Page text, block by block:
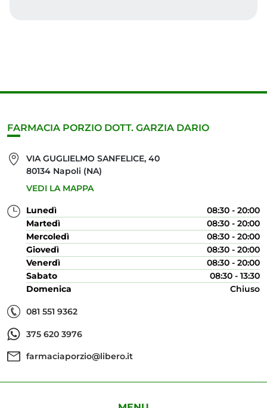
FARMACIA PORZIO DOTT. GARZIA DARIO
VIA GUGLIELMO SANFELICE, 40
80134 Napoli (NA)
VEDI LA MAPPA
Lunedì
08:30 - 20:00
Martedì
08:30 - 20:00
Mercoledì
08:30 - 20:00
Giovedì
08:30 - 20:00
Venerdì
08:30 - 20:00
Sabato
08:30 - 13:30
Domenica
Chiuso
081 551 9362
375 620 3976
farmaciaporzio@libero.it